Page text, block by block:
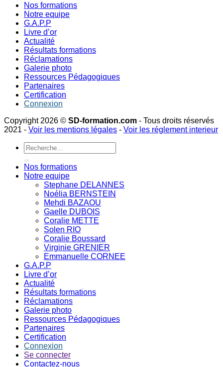
Nos formations
Notre equipe
G.A.P.P
Livre d’or
Actualité
Résultats formations
Réclamations
Galerie photo
Ressources Pédagogiques
Partenaires
Certification
Connexion
Copyright 2026 © SD-formation.com - Tous droits réservés
2021 - Voir les mentions légales - Voir les réglement interieur
Recherche
pour :
Nos formations
Notre equipe
Stephane DELANNES
Noélia BERNSTEIN
Mehdi BAZAOU
Gaelle DUBOIS
Coralie METTE
Solen RIO
Coralie Boussard
Virginie GRENIER
Emmanuelle CORNEE
G.A.P.P
Livre d’or
Actualité
Résultats formations
Réclamations
Galerie photo
Ressources Pédagogiques
Partenaires
Certification
Connexion
Se connecter
Contactez-nous